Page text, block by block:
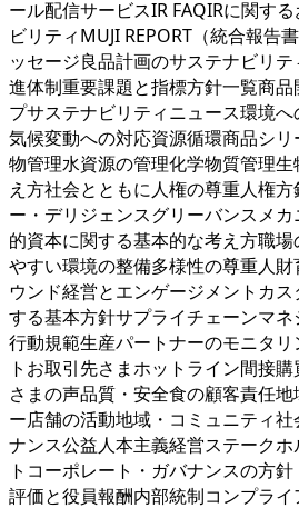
ール配信サービスIR FAQIRに関す
ビリティMUJI REPORT（統合報告
ッセージ良品計画のサステナビリ
進体制重要課題と指標方針一覧商
プサステナビリティニュース環境
気候変動への対応資源循環商品シ
物管理水資源の管理化学物質管理
え方社会とともに人権の尊重人権
ー・デリジェンスグリーバンスメ
的資本に関する基本的な考え方職
やすい環境の整備多様性の尊重人
ウンド経営とエンゲージメントカ
する基本方針サプライチェーンマ
行動規範生産パートナーのモニタ
トお取引先さまホットライン間接
さまの声品質・安全食の顧客責任
ー店舗の活動地域・コミュニティ
ナンス公益人本主義経営ステーク
トコーポレート・ガバナンスの方
評価と役員報酬内部統制コンプラ